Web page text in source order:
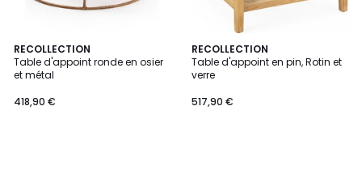
RECOLLECTION
Table d'appoint ronde en osier
et métal
418,90 €
RECOLLECTION
Table d'appoint en pin, Rotin et
verre
517,90 €